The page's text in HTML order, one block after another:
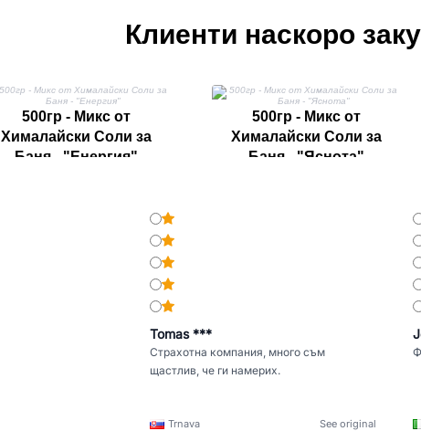
Клиенти наскоро
500гр - Микс от
Хималайски Соли за
Баня - "Енергия"
500гр - Микс от
Хималайски Соли за
Баня - "Яснота"
Tomas ***
Страхотна компания, много съм
щастлив, че ги намерих.
Trnava
See original